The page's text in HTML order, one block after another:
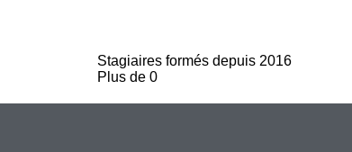
Stagiaires formés depuis 2016
Plus de 0